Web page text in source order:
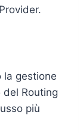
la gestione
Routing
più